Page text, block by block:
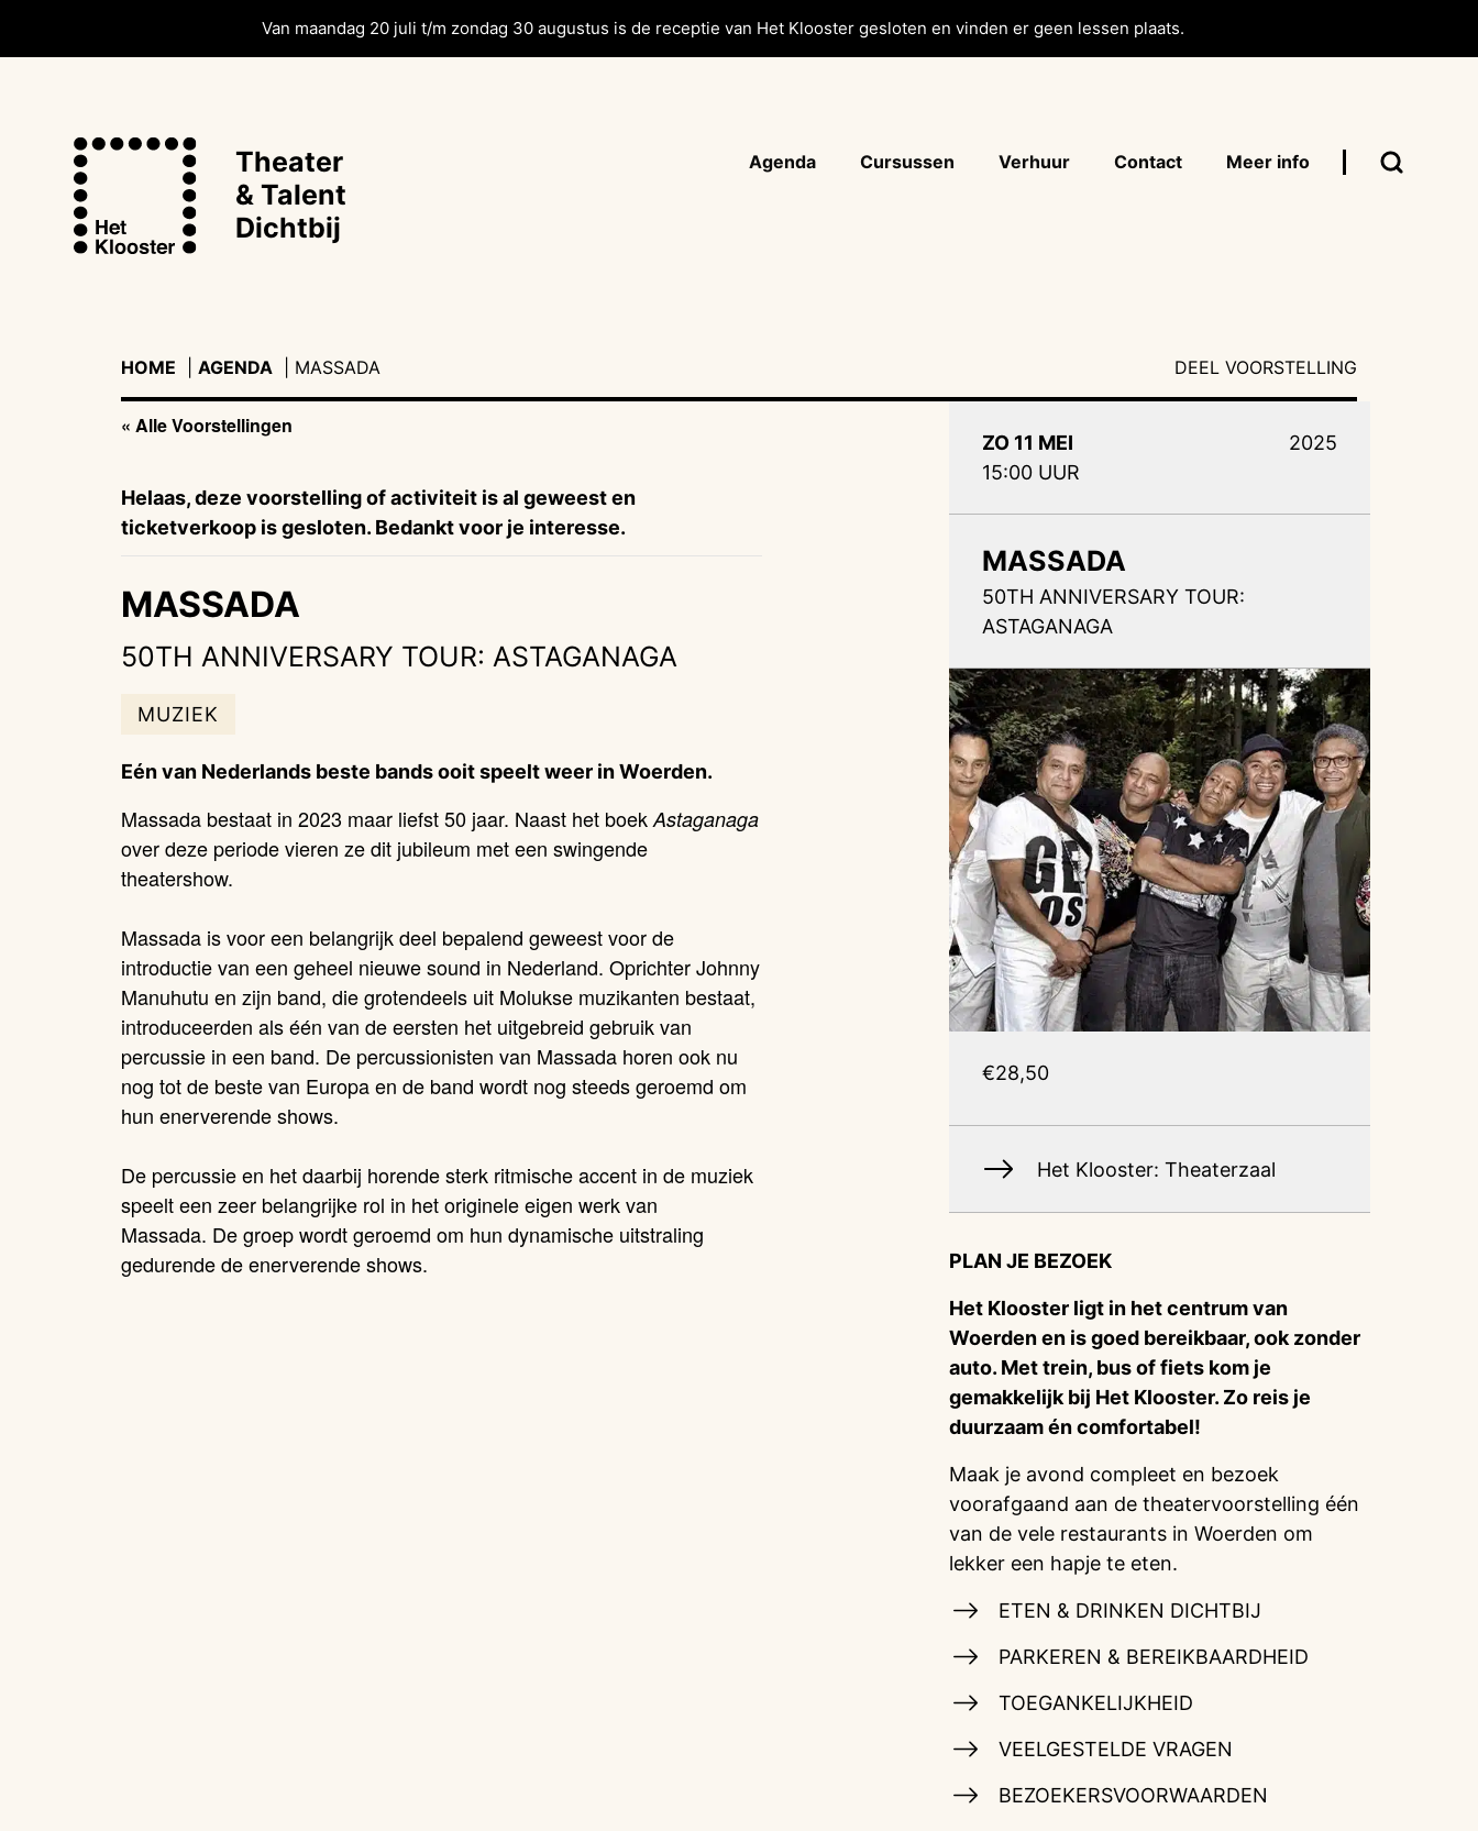
Van maandag 20 juli t/m zondag 30 augustus is de receptie van Het Klooster gesloten en vinden er geen lessen plaats.
Theater
& Talent
Dichtbij
Agenda Cursussen Verhuur Contact Meer info
HOME AGENDA
| MASSADA DEEL VOORSTELLING
« Alle Voorstellingen
Helaas, deze voorstelling of activiteit is al geweest en
ticketverkoop is gesloten. Bedankt voor je interesse.
MASSADA
50TH ANNIVERSARY TOUR: ASTAGANAGA
MUZIEK
Eén van Nederlands beste bands ooit speelt weer in Woerden.
Massada bestaat in 2023 maar liefst 50 jaar. Naast het boekAstaganaga
over deze periode vieren ze dit jubileum met een swingende
theatershow.
Massada is voor een belangrijk deel bepalend geweest voor de
introductie van een geheel nieuwe sound in Nederland. Oprichter Johnny
Manuhutu en zijn band, die grotendeels uit Molukse muzikanten bestaat,
introduceerden als één van de eersten het uitgebreid gebruik van
percussie in een band. De percussionisten van Massada horen ook nu
nog tot de beste van Europa en de band wordt nog steeds geroemd om
hun enerverende shows.
De percussie en het daarbij horende sterk ritmische accent in de muziek
speelt een zeer belangrijke rol in het originele eigen werk van
Massada. De groep wordt geroemd om hun dynamische uitstraling
gedurende de enerverende shows.
ZO 11 MEI
15:00 UUR
2025
MASSADA
50TH ANNIVERSARY TOUR:
ASTAGANAGA
€28,50
Het Klooster: Theaterzaal
PLAN JE BEZOEK
Het Klooster ligt in het centrum van
Woerden en is goed bereikbaar, ook zonder
auto. Met trein, bus of fiets kom je
gemakkelijk bij Het Klooster. Zo reis je
duurzaam én comfortabel!
Maak je avond compleet en bezoek
voorafgaand aan de theatervoorstelling één
van de vele restaurants in Woerden om
lekker een hapje te eten.
ETEN & DRINKEN DICHTBIJ
PARKEREN & BEREIKBAARDHEID
TOEGANKELIJKHEID
VEELGESTELDE VRAGEN
BEZOEKERSVOORWAARDEN